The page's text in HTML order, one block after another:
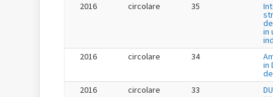
2016
circolare 35
in
2016
circolare 34
in
2016
circolare 33